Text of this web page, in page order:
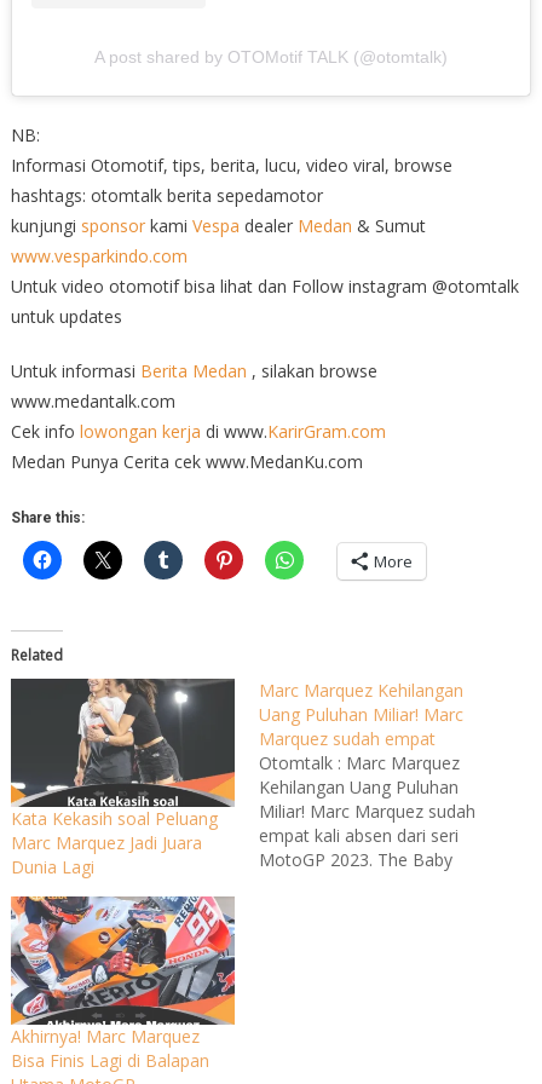
A post shared by OTOMotif TALK (@otomtalk)
NB:
Informasi Otomotif, tips, berita, lucu, video viral, browse
hashtags: otomtalk berita sepedamotor
kunjungi sponsorkami Vespa dealer Medan & Sumut
www.vesparkindo.com
Untuk video otomotif bisa lihat dan Follow instagram @otomtalk
untuk updates
Untuk informasi Berita Medan , silakan browse
www.medantalk.com
Cek info lowongan kerja di www.KarirGram.com
Medan Punya Cerita cek www.MedanKu.com
Share this:
More
Related
Kata Kekasih soal Peluang
Marc Marquez Jadi Juara
Dunia Lagi
Marc Marquez Kehilangan
Uang Puluhan Miliar! Marc
Marquez sudah empat
Otomtalk : Marc Marquez
Kehilangan Uang Puluhan
Miliar! Marc Marquez sudah
empat kali absen dari seri
MotoGP 2023. The Baby
Akhirnya! Marc Marquez
Bisa Finis Lagi di Balapan